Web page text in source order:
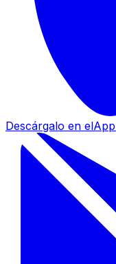
Descárgalo en el